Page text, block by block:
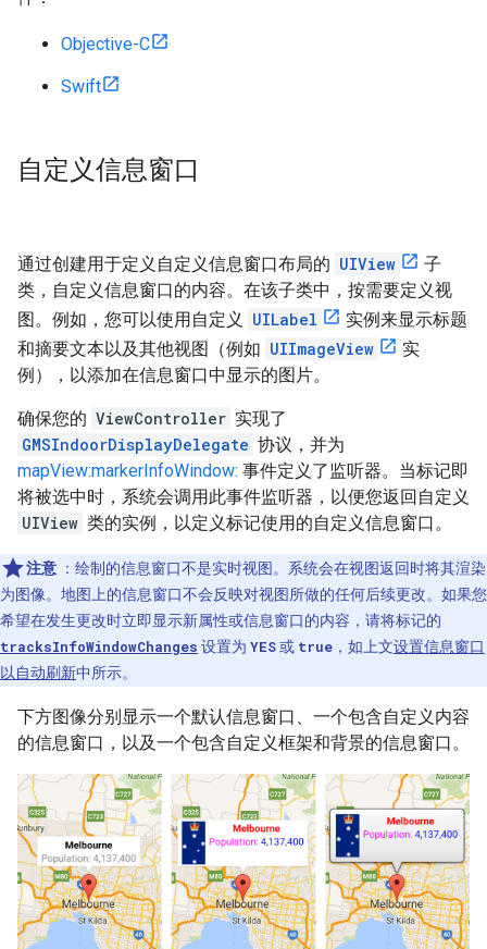
Objective-C
Swift
自定义信息窗口
通过创建用于定义自定义信息窗口布局的 UIView
子
类，自定义信息窗口的内容。在该子类中，按需要定义视
图。例如，您可以使用自定义
UILabel
实例来显示标题
和摘要文本以及其他视图（例如 UIImageView
实
例），以添加在信息窗口中显示的图片。
确保您的 ViewController 实现了
GMSIndoorDisplayDelegate 协议，并为
mapView:markerInfoWindow: 事件定义了监听器。当标记即
将被选中时，系统会调用此事件监听器，以便您返回自定义
UIView 类的实例，以定义标记使用的自定义信息窗口。
注意 ：绘制的信息窗口不是实时视图。系统会在视图返回时将其渲染
为图像。地图上的信息窗口不会反映对视图所做的任何后续更改。如果您
希望在发生更改时立即显示新属性或信息窗口的内容，请将标记的
tracksInfoWindowChanges 设置为 YES或 true ，如上文设置信息窗口
以自动刷新中所示。
下方图像分别显示一个默认信息窗口、一个包含自定义内容
的信息窗口，以及一个包含自定义框架和背景的信息窗口。